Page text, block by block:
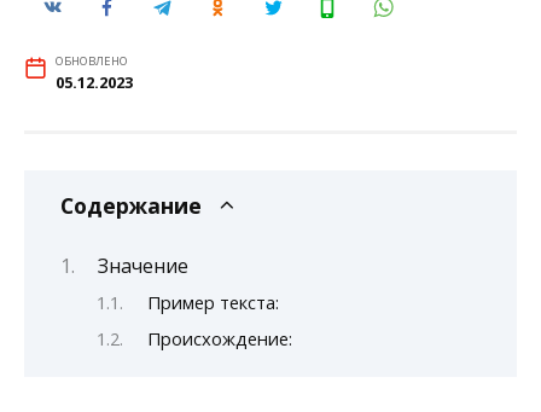
ОБНОВЛЕНО
05.12.2023
Содержание
Значение
Пример текста:
Происхождение: